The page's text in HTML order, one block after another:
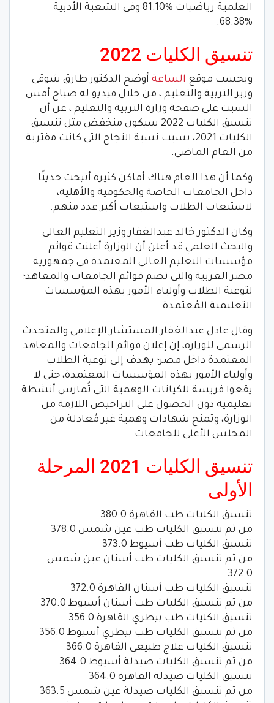
العلمية رياضيات %81.10 وفى الشعبة الأدبية
%68.38.
تنسيق الكليات 2022
وبحسب موقع الساعة أوضح الدكتور طارق شوقى
وزير التربية والتعليم ، من خلال فيديو له صباح أمس
السبت على صفحة وزارة التربية والتعليم ، عن أن
تنسيق الكليات 2022 سيكون منخفض مثل تنسيق
الكليات 2021، بسبب نسبة النجاح التى كانت مقتربة
من العام الماضى.
وكما أن هذا العام هناك أماكن كثيرة أتيحت حديثًا
داخل الجامعات الخاصة والحكومية والأهلية،
لاستيعاب الطلاب واستيعاب أكبر عدد منهم.
وكان الدكتور خالد عبدالغفار وزير التعليم العالى
والبحث العلمي قد أعلن أن الوزارة أعلنت قوائم
مؤسسات التعليم العالى المعتمدة فى جمهورية
مصر العربية والتى تضم قوائم الجامعات والمعاهد؛
لتوعية الطلاب وأولياء الأمور بهذه المؤسسات
التعليمية المُعتمدة.
وقال عادل عبدالغفار المستشار الإعلامى والمتحدث
الرسمى للوزارة، إن إعلان قوائم الجامعات والمعاهد
المعتمدة داخل مصر؛ يهدف إلى توعية الطلاب
وأولياء الأمور بهذه المؤسسات المعتمدة، حتى لا
يقعوا فريسة للكيانات الوهمية التى تُمارس أنشطة
تعليمية دون الحصول على التراخيص اللازمة من
الوزارة، وتمنح شهادات وهمية غير مُعادلة من
المجلس الأعلى للجامعات.
تنسيق الكليات 2021 المرحلة
الأولى
تنسيق الكليات طب القاهرة 380.0
من ثم تنسيق الكليات طب عين شمس 378.0
تنسيق الكليات طب أسيوط 373.0
من ثم تنسيق الكليات طب أسنان عين شمس
372.0
تنسيق الكليات طب أسنان القاهرة 372.0
من ثم تنسيق الكليات طب أسنان أسيوط 370.0
تنسيق الكليات طب بيطري القاهرة 356.0
من ثم تنسيق الكليات طب بيطري أسيوط 356.0
تنسيق الكليات علاج طبيعي القاهرة 366.0
من ثم تنسيق الكليات صيدلة أسيوط 364.0
تنسيق الكليات صيدلة القاهرة 364.0
من ثم تنسيق الكليات صيدلة عين شمس 363.5